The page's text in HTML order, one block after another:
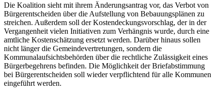
Die Koalition sieht mit ihrem Änderungsantrag vor, das Verbot von
Bürgerentscheiden über die Aufstellung von Bebauungsplänen zu
streichen. Außerdem soll der Kostendeckungsvorschlag, der in der
Vergangenheit vielen Initiativen zum Verhängnis wurde, durch eine
amtliche Kostenschätzung ersetzt werden. Darüber hinaus sollen
nicht länger die Gemeindevertretungen, sondern die
Kommunalaufsichtsbehörden über die rechtliche Zulässigkeit eines
Bürgerbegehrens befinden. Die Möglichkeit der Briefabstimmung
bei Bürgerentscheiden soll wieder verpflichtend für alle Kommunen
eingeführt werden.